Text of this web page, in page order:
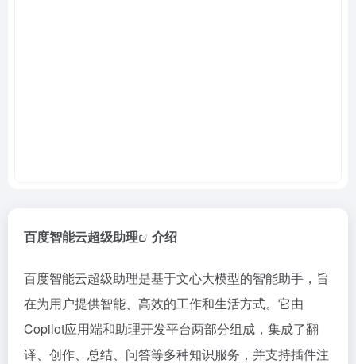
百度智能云超级助理 介绍
百度智能云超级助理是基于文心大模型的智能助手，旨
在为用户提供智能、高效的工作和生活方式。它由
Copilot应用端和助理开发平台两部分组成，集成了翻
译、创作、总结、问答等多种知识服务，并支持插件注